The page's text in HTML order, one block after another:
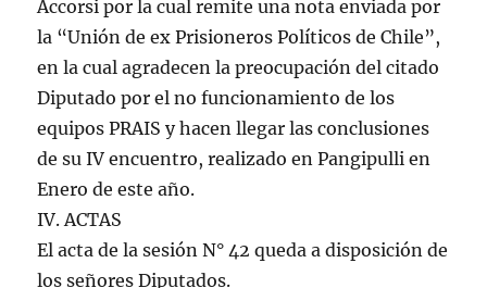
Accorsi por la cual remite una nota enviada por
la “Unión de ex Prisioneros Políticos de Chile”,
en la cual agradecen la preocupación del citado
Diputado por el no funcionamiento de los
equipos PRAIS y hacen llegar las conclusiones
de su IV encuentro, realizado en Pangipulli en
Enero de este año.
IV. ACTAS
El acta de la sesión N° 42 queda a disposición de
los señores Diputados.